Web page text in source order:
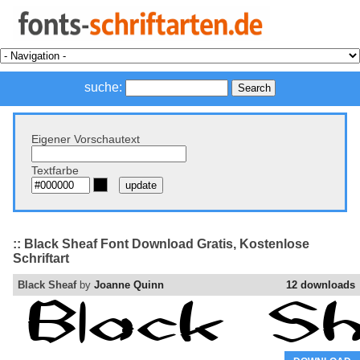
suche:
Eigener Vorschautext
Textfarbe
:: Black Sheaf Font Download Gratis, Kostenlose
Schriftart
12 downloads
Black Sheafby Joanne Quinn